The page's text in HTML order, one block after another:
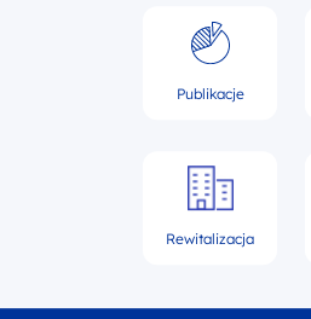
Publikacje
Rewitalizacja